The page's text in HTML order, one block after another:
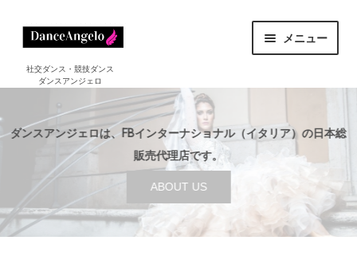
ナ
ビ
ゲ
ー
ョ
キ
ッ
コ
ン
テ
ン
へ
プ
社交ダンス・競技ダンス
ダンスアンジェロ
メニュー
ショップ
SHOP
ブ
ー
を
セール
SALE
ご利用案内
GUIDE
ブ
ダンスアンジェロは、FBインターナショナル（イタリア）の日本総
販売代理店です。
ABOUT US